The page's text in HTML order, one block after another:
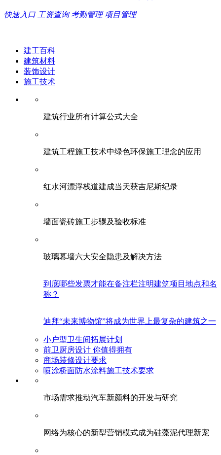
快速入口 工资查询 考勤管理 项目管理
建工百科
建筑材料
装饰设计
施工技术
建筑行业所有计算公式大全
建筑工程施工技术中绿色环保施工理念的应用
红水河漂浮栈道建成当天获吉尼斯纪录
墙面瓷砖施工步骤及验收标准
玻璃幕墙六大安全隐患及解决方法
到底哪些发票才能在备注栏注明建筑项目地点和名
称？
迪拜“未来博物馆”将成为世界上最复杂的建筑之一
小户型卫生间拓展计划
前卫厨房设计 你值得拥有
商场装修设计要求
喷涂桥面防水涂料施工技术要求
市场需求推动汽车新颜料的开发与研究
网络为核心的新型营销模式成为硅藻泥代理新宠